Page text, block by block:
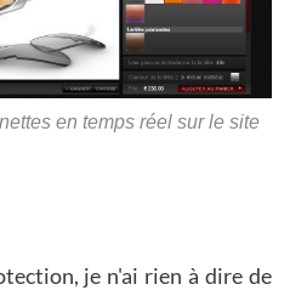
en temps réel sur le site
je n'ai rien à dire de